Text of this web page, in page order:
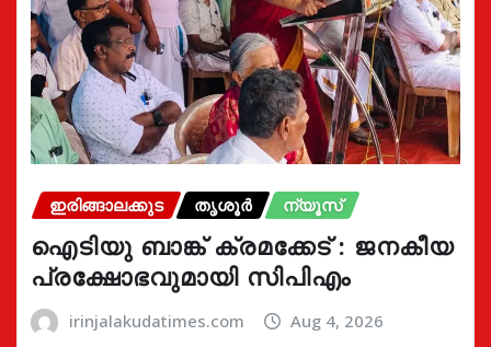
ഇരിങ്ങാലക്കുട തൃശൂർ ന്യൂസ്
ഐടിയു ബാങ്ക് ക്രമക്കേട് : ജനകീയ
പ്രക്ഷോഭവുമായി സിപിഎം
irinjalakudatimes.com Aug 4, 2026